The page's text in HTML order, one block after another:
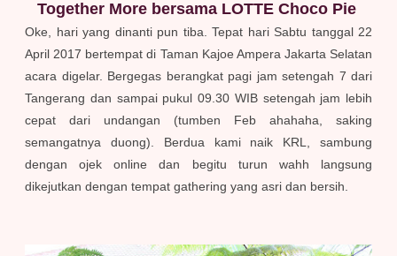
Together More bersama LOTTE Choco Pie
Oke, hari yang dinanti pun tiba. Tepat hari Sabtu tanggal 22
April 2017 bertempat di Taman Kajoe Ampera Jakarta Selatan
acara digelar. Bergegas berangkat pagi jam setengah 7 dari
Tangerang dan sampai pukul 09.30 WIB setengah jam lebih
cepat dari undangan (tumben Feb ahahaha, saking
semangatnya duong). Berdua kami naik KRL, sambung
dengan ojek online dan begitu turun wahh langsung
dikejutkan dengan tempat gathering yang asri dan bersih.